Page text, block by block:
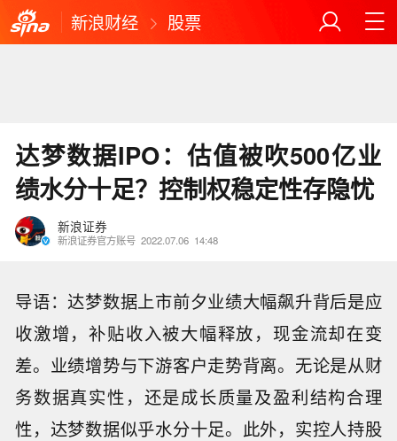
新浪财经 股票
达梦数据IPO：估值被吹500亿业
绩水分十足？控制权稳定性存隐忧
新浪证券
新浪证券官方账号 2022.07.06 14:48
导语：达梦数据上市前夕业绩大幅飙升背后是应
收激增，补贴收入被大幅释放，现金流却在变
差。业绩增势与下游客户走势背离。无论是从财
务数据真实性，还是成长质量及盈利结构合理
性，达梦数据似乎水分十足。此外，实控人持股